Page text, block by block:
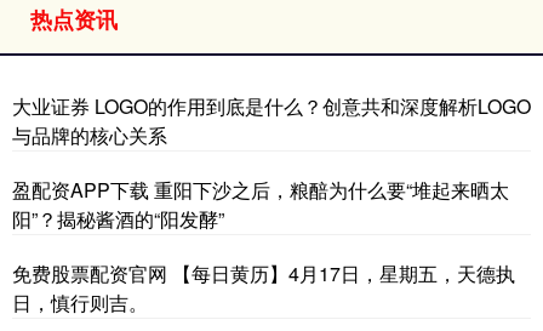
热点资讯
大业证券 LOGO的作用到底是什么？创意共和深度解析LOGO
与品牌的核心关系
盈配资APP下载 重阳下沙之后，粮醅为什么要“堆起来晒太
阳”？揭秘酱酒的“阳发酵”
免费股票配资官网 【每日黄历】4月17日，星期五，天德执
日，慎行则吉。